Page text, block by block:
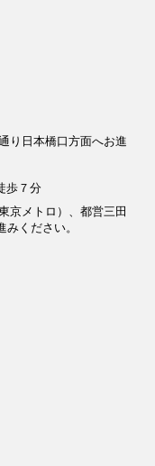
り日本橋口方面へお進
歩７分
京メトロ）、都営三田
ください。